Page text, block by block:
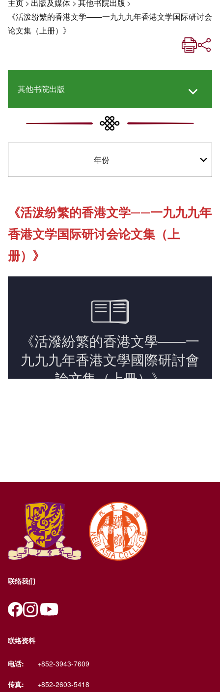
主页> 出版及媒体 > 其他书院出版 >
《活泼纷繁的香港文学——一九九九年香港文学国际研讨会
论文集（上册）》
其他书院出版
《新亚生活月刊》
社交媒体专栏
《新亚简讯》
影片库
年份
《活泼纷繁的香港文学——一九九九年
香港文学国际研讨会论文集（上
册）》
联络我们
联络资料
电话: +852-3943-7609
传真: +852-2603-5418